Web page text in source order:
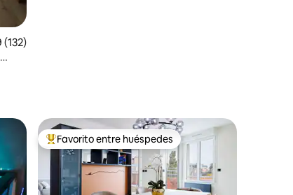
promedio: 4.99 de 5; 132 evaluaciones
(132)
De los mejores en Favorito entre huéspedes
Favorito entre huéspedes